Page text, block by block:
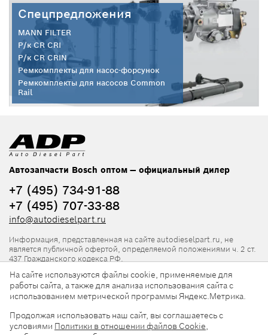
Спецпредложения
MANN FILTER
Р/к CR CRI
Р/к CR CRIN
Ремкомплекты для насос-форсунок
Ремкомплекты для насосов Common
Rail
Автозапчасти Bosch оптом — официальный дилер
+7 (495) 734-91-88
+7 (495) 707-33-88
info@autodieselpart.ru
Информация, представленная на сайте autodieselpart.ru, не
является публичной офертой, определяемой положениями ч. 2 ст.
437 Гражданского кодекса РФ.
Нормативная документация
ADP в социальных сетях
На сайте используются файлы cookie, применяемые для
работы сайта, а также для анализа использования сайта с
использованием метрической программы Яндекс.Метрика.
Продолжая использовать наш сайт, вы соглашаетесь с
условиями Политики в отношении файлов Cookie,